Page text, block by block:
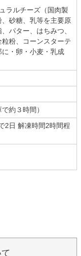
ラルチーズ（国肉製
砂糖、乳等を主要原
パター、はちみつ、
粉、コーンスターテ
に・卵・小麦・乳成
約３時間）
2日 解凍時間2時間程